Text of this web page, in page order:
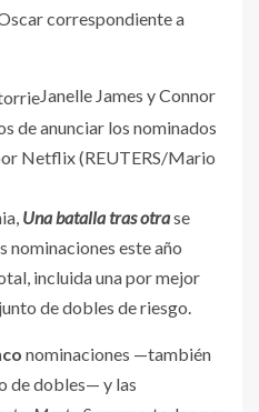
correspondiente a
Janelle James y Connor
de anunciar los nominados
Netflix (REUTERS/Mario
Una batalla tras otrase
nominaciones este año
incluida una por mejor
de dobles de riesgo.
nominaciones —también
de dobles— y las